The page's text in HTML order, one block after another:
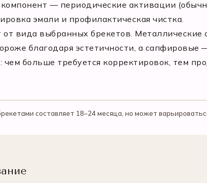
— периодические активации
эмали и профилактическая чистка.
вида выбранных брекетов. Металлические
благодаря эстетичности, а
чем больше требуется корректировок, тем
составляет 18–24 месяца, но может